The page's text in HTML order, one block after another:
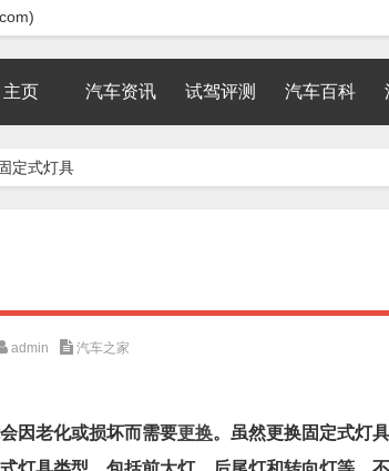
主页 汽车资讯 试驾评测 汽车百科
定式灯具
admin 汽车之家
因老化或损坏而需要更换。虽然更换固定式灯